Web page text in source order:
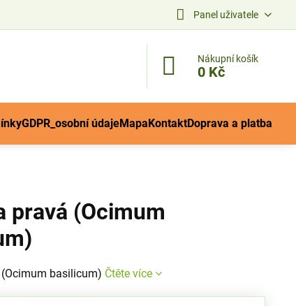
Panel uživatele
Nákupní košík
0 Kč
GDPR_osobní údajeMapaKontaktDoprava a platba
pravá (Ocimum
basilicum) Čtěte více